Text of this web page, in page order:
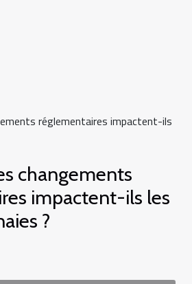
réglementaires impactent-ils
changements
impactent-ils les
?